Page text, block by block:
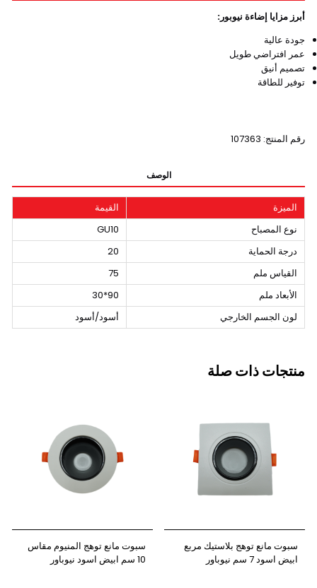
أبرز مزايا إضاءة نيوبور:
جودة عالية
عمر افتراضي طويل
تصميم أنيق
توفير للطاقة
رقم المنتج: 107363
الوصف
الميزة
القيمة
نوع المصباح
GU10
درجة الحماية
20
القياس ملم
75
الأبعاد ملم
90*30
لون الجسم الخارجي
أسود/أسود
منتجات ذات صلة
سبوت مانع توهج بلاستيك مربع
ابيض اسود 7 سم نيوباور
سبوت مانع توهج المنيوم مقاس
10 سم ابيض اسود نيوباور